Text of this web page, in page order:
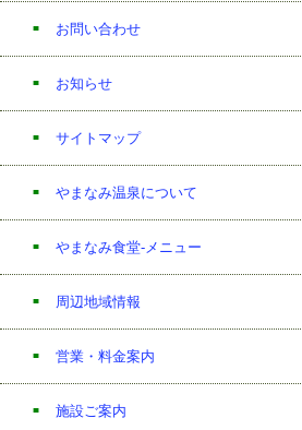
お問い合わせ
お知らせ
サイトマップ
やまなみ温泉について
やまなみ食堂-メニュー
周辺地域情報
営業・料金案内
施設ご案内